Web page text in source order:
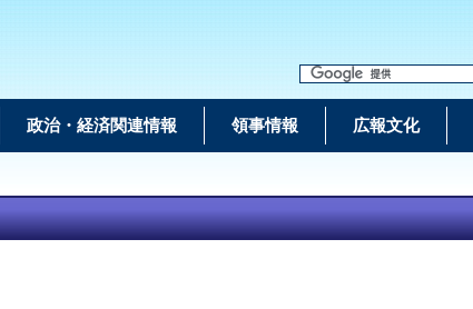
政治・経済関連情報 領事情報 広報文化